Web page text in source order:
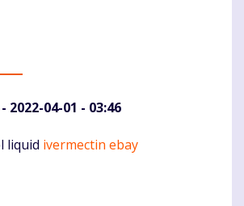
- 2022-04-01 - 03:46
liquid ivermectin ebay